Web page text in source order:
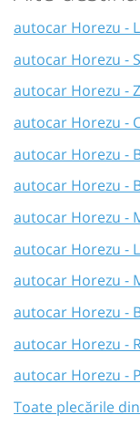
autocar Horezu -
autocar Horezu -
autocar Horezu -
autocar Horezu -
autocar Horezu -
autocar Horezu -
autocar Horezu -
autocar Horezu -
autocar Horezu -
autocar Horezu -
autocar Horezu -
autocar Horezu -
Toate plecările